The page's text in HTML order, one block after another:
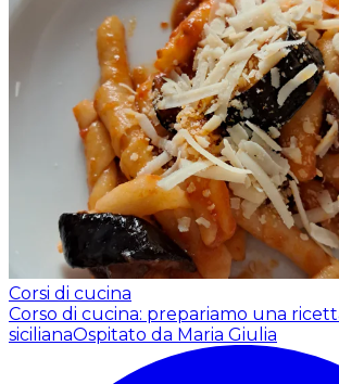
Corsi di cucina
Corso di cucina: prepariamo una
sicilianaOspitato da Maria Giulia